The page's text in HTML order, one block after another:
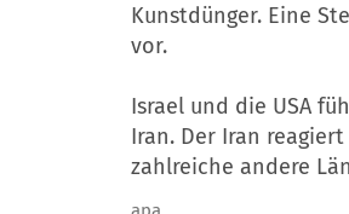
Kunstdünger. Eine
vor.
Israel und die USA
Iran. Der Iran
zahlreiche andere